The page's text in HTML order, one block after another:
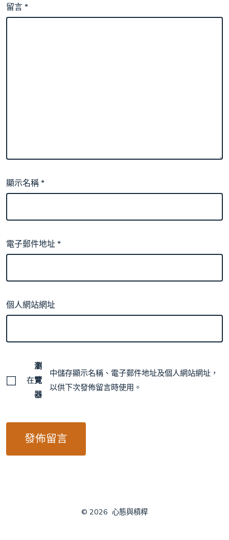
留言*
顯示名稱*
電子郵件地址*
個人網站網址
在
瀏
覽
器
中儲存顯示名稱、電子郵件地址及個人網站網址，
以供下次發佈留言時使用。
© 2026 心態與槓桿